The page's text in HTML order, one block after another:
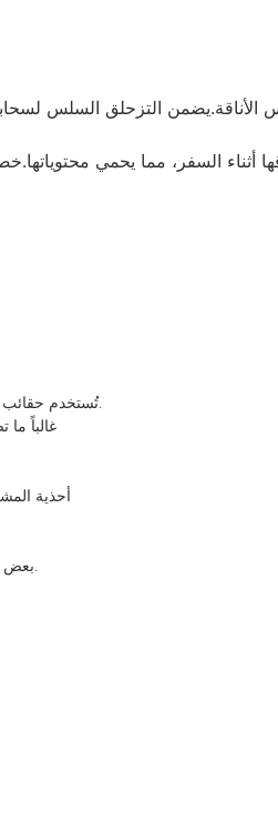
التزحلق السلس
السفر، مما يحمي
تُستخدم حقائب الظهر من أنواع مختلفة، بما في ذلك حقائب الظهر المدرسية، و حقائب الظهر للمشي لمسافات طويلة، و حقائب الظهر للسفر، على نطاق واسع سحبًا لسهولة الوصول إلى محتوياتها.
غالباً
أحذية
بعض المنتجات الإلكترونية تتبنى أيضًا تصميم السحاب ، مثل أغطية الهواتف المحمولة وصناديق تعبئة المنتجات الإلكترونية ، إلخ.هذا التصميم مريح للمستخدمين للعمل وتحسين جمالية المنتج.